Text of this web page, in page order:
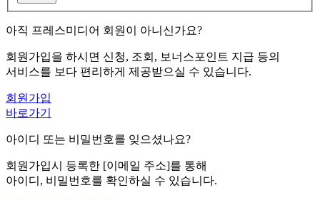
아직 프레스미디어 회원이 아니신가요?
회원가입을 하시면 신청, 조회, 보너스포인트 지급 등의
서비스를 보다 편리하게 제공받으실 수 있습니다.
회원가입
바로가기
아이디 또는 비밀번호를 잊으셨나요?
회원가입시 등록한 [이메일 주소]를 통해
아이디, 비밀번호를 확인하실 수 있습니다.